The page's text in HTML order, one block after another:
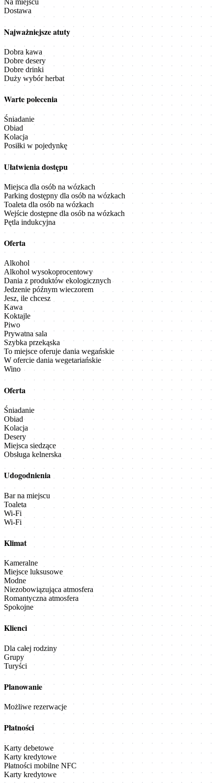
Na miejscu
Dostawa
Najważniejsze atuty
Dobra kawa
Dobre desery
Dobre drinki
Duży wybór herbat
Warte polecenia
Śniadanie
Obiad
Kolacja
Posiłki w pojedynkę
Ułatwienia dostępu
Miejsca dla osób na wózkach
Parking dostępny dla osób na wózkach
Toaleta dla osób na wózkach
Wejście dostępne dla osób na wózkach
Pętla indukcyjna
Oferta
Alkohol
Alkohol wysokoprocentowy
Dania z produktów ekologicznych
Jedzenie późnym wieczorem
Jesz, ile chcesz
Kawa
Koktajle
Piwo
Prywatna sala
Szybka przekąska
To miejsce oferuje dania wegańskie
W ofercie dania wegetariańskie
Wino
Oferta
Śniadanie
Obiad
Kolacja
Desery
Miejsca siedzące
Obsługa kelnerska
Udogodnienia
Bar na miejscu
Toaleta
Wi-Fi
Wi-Fi
Klimat
Kameralne
Miejsce luksusowe
Modne
Niezobowiązująca atmosfera
Romantyczna atmosfera
Spokojne
Klienci
Dla całej rodziny
Grupy
Turyści
Planowanie
Możliwe rezerwacje
Płatności
Karty debetowe
Karty kredytowe
Płatności mobilne NFC
Karty kredytowe